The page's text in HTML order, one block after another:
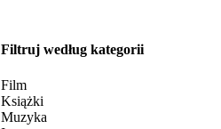
Filtruj według kategorii
Film
Książki
Muzyka